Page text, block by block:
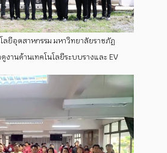
ลยีอุตสาหกรรม มหาวิทยาลัยราชภัฏ
งานด้านเทคโนโลยีระบบรางและ EV